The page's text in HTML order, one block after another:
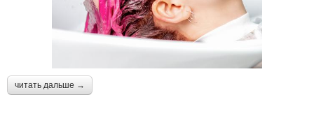
читать дальше →